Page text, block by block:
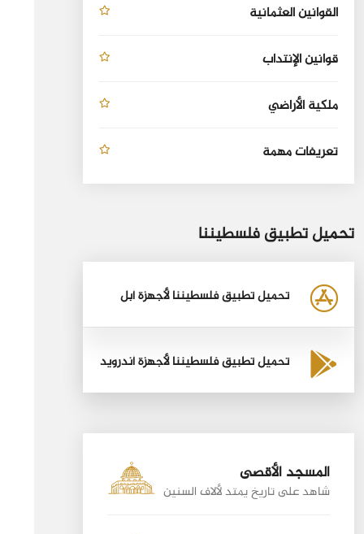
القوانين العثمانية
قوانين الإنتداب
ملكية الأراضي
تعريفات مهمة
تحميل تطبيق فلسطيننا
تحميل تطبيق فلسطيننا لأجهزة أبل
تحميل تطبيق فلسطيننا لأجهزة أندرويد
المسجد الأقصى
شاهد على تاريخ يمتد لألاف السنين